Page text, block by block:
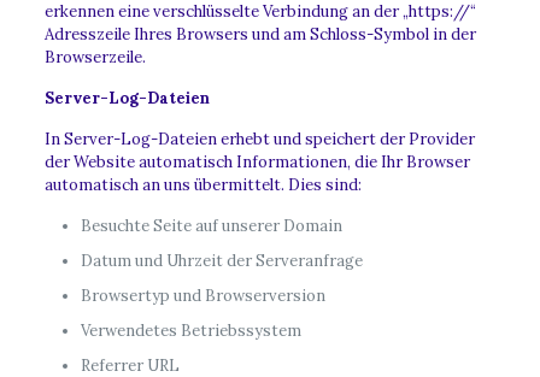
erkennen eine verschlüsselte Verbindung an der „https://“
Adresszeile Ihres Browsers und am Schloss-Symbol in der
Browserzeile.
Server-Log-Dateien
In Server-Log-Dateien erhebt und speichert der Provider
der Website automatisch Informationen, die Ihr Browser
automatisch an uns übermittelt. Dies sind:
Besuchte Seite auf unserer Domain
Datum und Uhrzeit der Serveranfrage
Browsertyp und Browserversion
Verwendetes Betriebssystem
Referrer URL